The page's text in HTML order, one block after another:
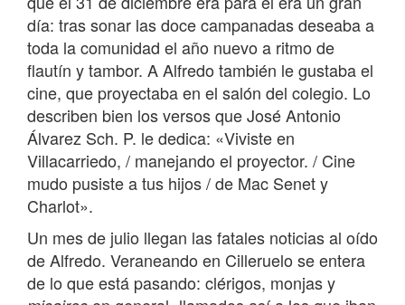
día: tras sonar las doce campanadas deseaba a
toda la comunidad el año nuevo a ritmo de
flautín y tambor. A Alfredo también le gustaba el
cine, que proyectaba en el salón del colegio. Lo
describen bien los versos que José Antonio
Álvarez Sch. P. le dedica: «Viviste en
Villacarriedo, / manejando el proyector. / Cine
mudo pusiste a tus hijos / de Mac Senet y
Charlot».
Un mes de julio llegan las fatales noticias al oído
de Alfredo. Veraneando en Cilleruelo se entera
de lo que está pasando: clérigos, monjas y